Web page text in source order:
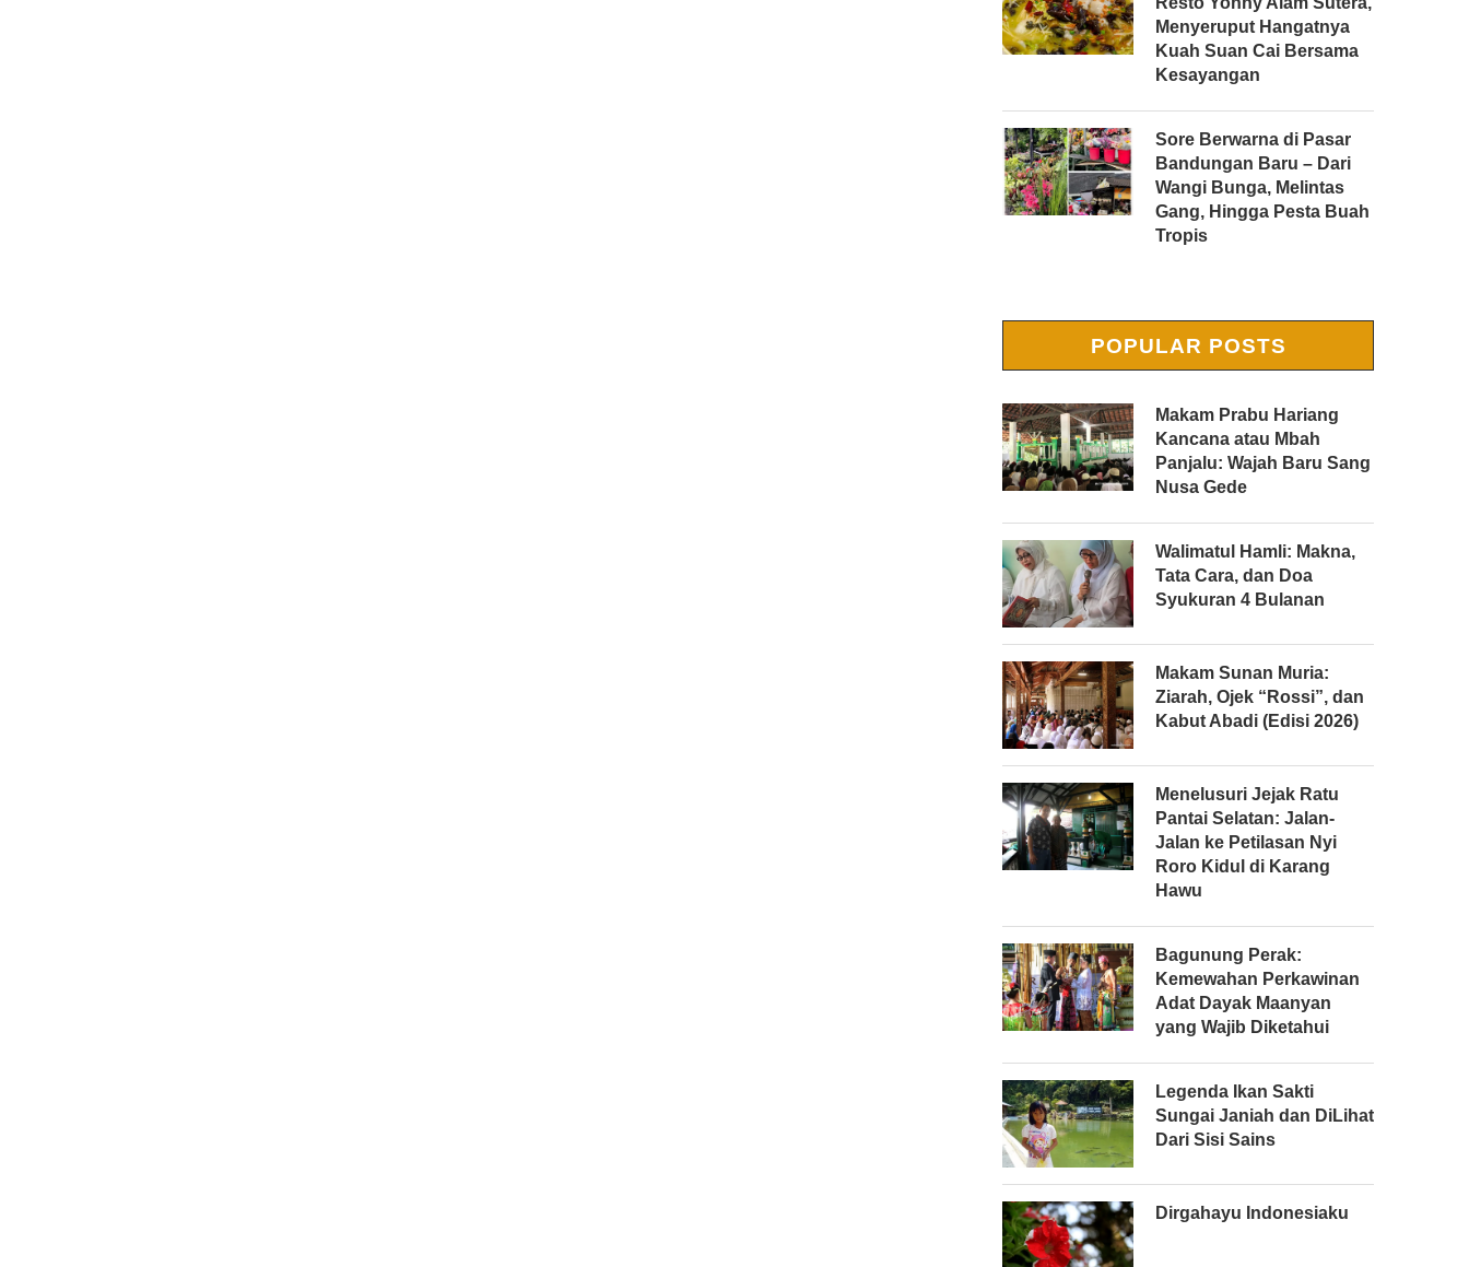
Menyeruput Hangatnya
Kuah Suan Cai Bersama
Kesayangan
Sore Berwarna di Pasar
Bandungan Baru – Dari
Wangi Bunga, Melintas
Gang, Hingga Pesta Buah
Tropis
POPULAR POSTS
Makam Prabu Hariang
Kancana atau Mbah
Panjalu: Wajah Baru Sang
Nusa Gede
Walimatul Hamli: Makna,
Tata Cara, dan Doa
Syukuran 4 Bulanan
Makam Sunan Muria:
Ziarah, Ojek “Rossi”, dan
Kabut Abadi (Edisi 2026)
Menelusuri Jejak Ratu
Pantai Selatan: Jalan-
Jalan ke Petilasan Nyi
Roro Kidul di Karang
Hawu
Bagunung Perak:
Kemewahan Perkawinan
Adat Dayak Maanyan
yang Wajib Diketahui
Legenda Ikan Sakti
Sungai Janiah dan DiLihat
Dari Sisi Sains
Dirgahayu Indonesiaku